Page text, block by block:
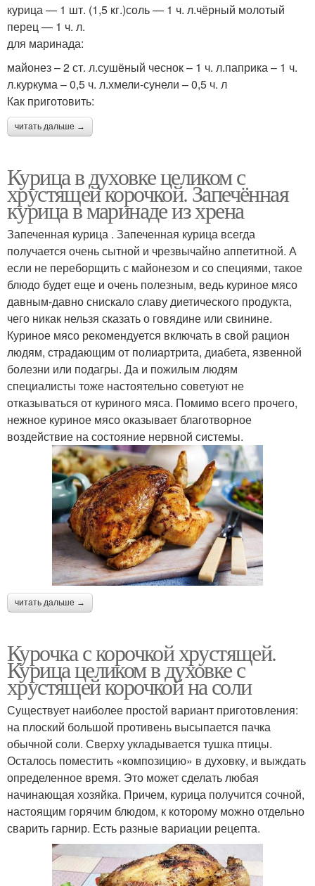
курица — 1 шт. (1,5 кг.)соль — 1 ч. л.чёрный молотый
перец — 1 ч. л.
для маринада:
майонез – 2 ст. л.сушёный чеснок – 1 ч. л.паприка – 1 ч.
л.куркума – 0,5 ч. л.хмели-сунели – 0,5 ч. л
Как приготовить:
читать дальше →
Курица в духовке целиком с
хрустящей корочкой. Запечённая
курица в маринаде из хрена
Запеченная курица . Запеченная курица всегда
получается очень сытной и чрезвычайно аппетитной. А
если не переборщить с майонезом и со специями, такое
блюдо будет еще и очень полезным, ведь куриное мясо
давным-давно снискало славу диетического продукта,
чего никак нельзя сказать о говядине или свинине.
Куриное мясо рекомендуется включать в свой рацион
людям, страдающим от полиартрита, диабета, язвенной
болезни или подагры. Да и пожилым людям
специалисты тоже настоятельно советуют не
отказываться от куриного мяса. Помимо всего прочего,
нежное куриное мясо оказывает благотворное
воздействие на состояние нервной системы.
читать дальше →
Курочка с корочкой хрустящей.
Курица целиком в духовке с
хрустящей корочкой на соли
Существует наиболее простой вариант приготовления:
на плоский большой противень высыпается пачка
обычной соли. Сверху укладывается тушка птицы.
Осталось поместить «композицию» в духовку, и выждать
определенное время. Это может сделать любая
начинающая хозяйка. Причем, курица получится сочной,
настоящим горячим блюдом, к которому можно отдельно
сварить гарнир. Есть разные вариации рецепта.